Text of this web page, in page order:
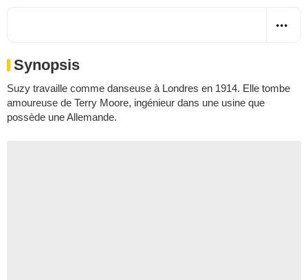
Synopsis
Suzy travaille comme danseuse à Londres en 1914. Elle tombe
amoureuse de Terry Moore, ingénieur dans une usine que
possède une Allemande.